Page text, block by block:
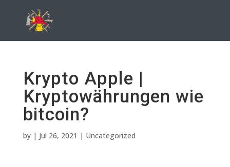
Krypto Apple |
Kryptowährungen wie
bitcoin?
by | Jul 26, 2021 | Uncategorized